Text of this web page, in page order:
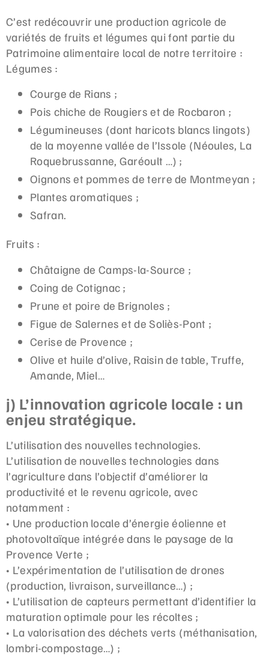
C’est redécouvrir une production agricole de
variétés de fruits et légumes qui font partie du
Patrimoine alimentaire local de notre territoire :
Légumes :
Courge de Rians ;
Pois chiche de Rougiers et de Rocbaron ;
Légumineuses (dont haricots blancs lingots)
de la moyenne vallée de l’Issole (Néoules, La
Roquebrussanne, Garéoult …) ;
Oignons et pommes de terre de Montmeyan ;
Plantes aromatiques ;
Safran.
Fruits :
Châtaigne de Camps-la-Source ;
Coing de Cotignac ;
Prune et poire de Brignoles ;
Figue de Salernes et de Soliès-Pont ;
Cerise de Provence ;
Olive et huile d’olive, Raisin de table, Truffe,
Amande, Miel…
j) L’innovation agricole locale : un
enjeu stratégique.
L’utilisation des nouvelles technologies.
L’utilisation de nouvelles technologies dans
l’agriculture dans l’objectif d’améliorer la
productivité et le revenu agricole, avec
notamment :
• Une production locale d’énergie éolienne et
photovoltaïque intégrée dans le paysage de la
Provence Verte ;
• L’expérimentation de l’utilisation de drones
(production, livraison, surveillance…) ;
• L’utilisation de capteurs permettant d’identifier la
maturation optimale pour les récoltes ;
• La valorisation des déchets verts (méthanisation,
lombri-compostage…) ;